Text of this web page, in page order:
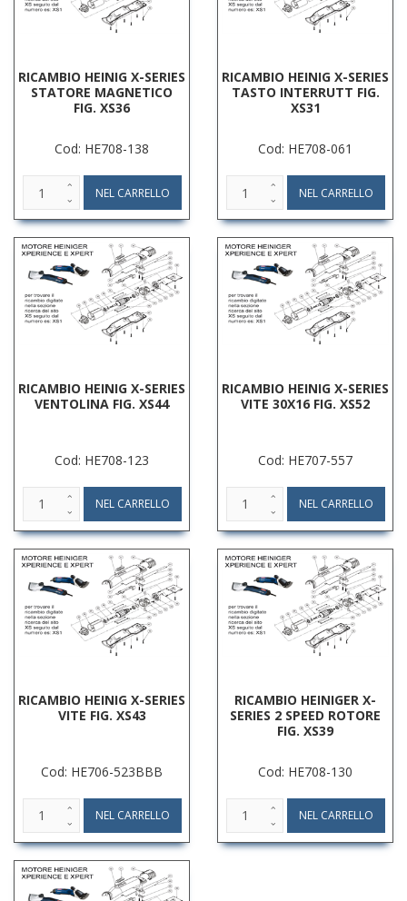
RICAMBIO HEINIG X-SERIES
STATORE MAGNETICO
FIG. XS36
Cod: HE708-138
RICAMBIO HEINIG X-SERIES
TASTO INTERRUTT FIG.
XS31
Cod: HE708-061
RICAMBIO HEINIG X-SERIES
VENTOLINA FIG. XS44
Cod: HE708-123
RICAMBIO HEINIG X-SERIES
VITE 30X16 FIG. XS52
Cod: HE707-557
RICAMBIO HEINIG X-SERIES
VITE FIG. XS43
Cod: HE706-523BBB
RICAMBIO HEINIGER X-
SERIES 2 SPEED ROTORE
FIG. XS39
Cod: HE708-130